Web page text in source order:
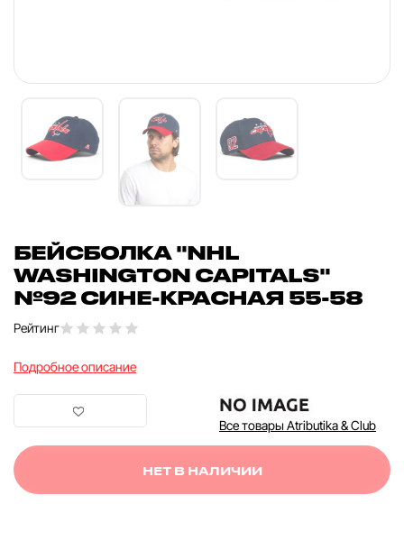
БЕЙСБОЛКА "NHL
WASHINGTON CAPITALS"
№92 СИНЕ-КРАСНАЯ 55-58
Рейтинг
Подробное описание
Все товары Atributika & Club
НЕТ В НАЛИЧИИ